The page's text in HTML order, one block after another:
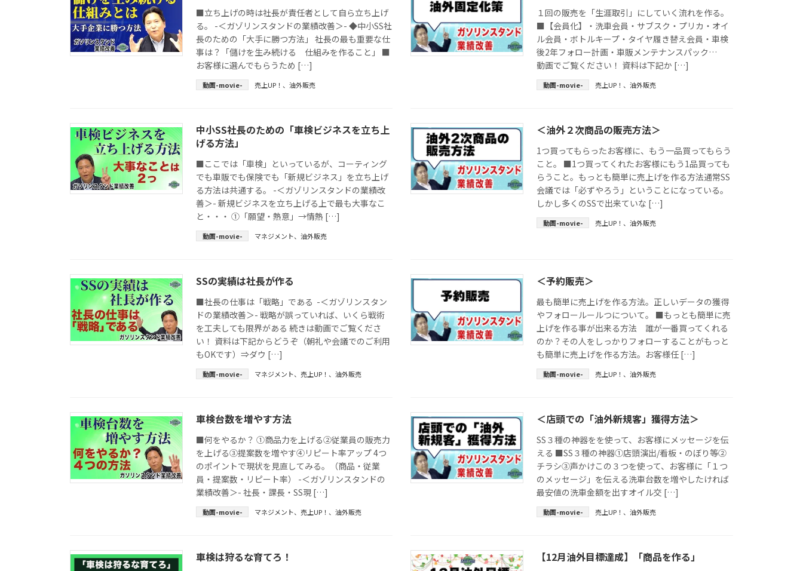
■立ち上げの時は社長が責任者として自ら立ち上げ
る。 -＜ガゾリンスタンドの業績改善＞- ◆中小SS社
長のための「大手に勝つ方法」 社長の最も重要な仕
事は？「儲けを生み続ける 仕組みを作ること」 ■
お客様に選んでもらうため […]
動画-movie- 売上UP！、油外販売
１回の販売を「生涯取引」にしていく流れを作る。
■【会員化】・洗車会員・サブスク・プリカ・オイ
ル会員・ボトルキープ・タイヤ履き替え会員・車検
後2年フォロー計画・車販メンテナンスパック…
動画でご覧ください！ 資料は下記か […]
動画-movie- 売上UP！、油外販売
中小SS社長のための「車検ビジネスを立ち上
げる方法」
■ここでは「車検」といっているが、コーティング
でも車販でも保険でも「新規ビジネス」を立ち上げ
る方法は共通する。 -＜ガゾリンスタンドの業績改
善＞- 新規ビジネスを立ち上げる上で最も大事なこ
と・・・ ①「願望・熱意」→情熱 […]
動画-movie- マネジメント、油外販売
＜油外２次商品の販売方法＞
1つ買ってもらったお客様に、もう一品買ってもらう
こと。 ■1つ買ってくれたお客様にもう1品買っても
らうこと。もっとも簡単に売上げを作る方法通常SS
会議では「必ずやろう」ということになっている。
しかし多くのSSで出来ていな […]
動画-movie- 売上UP！、油外販売
SSの実績は社長が作る
■社長の仕事は「戦略」である -＜ガゾリンスタン
ドの業績改善＞- 戦略が誤っていれば、いくら戦術
を工夫しても限界がある 続きは動画でご覧くださ
い！ 資料は下記からどうぞ（朝礼や会議でのご利用
もOKです）⇒ダウ […]
動画-movie- マネジメント、 売上UP！、油外販売
＜予約販売＞
最も簡単に売上げを作る方法。正しいデータの獲得
やフォロールールつについて。 ■もっとも簡単に売
上げを作る事が出来る方法 誰が一番買ってくれる
のか？その人をしっかりフォローすることがもっと
も簡単に売上げを作る方法。お客様任 […]
動画-movie- 売上UP！、油外販売
車検台数を増やす方法
■何をやるか？ ①商品力を上げる②従業員の販売力
を上げる③提案数を増やす④リピート率アップ 4つ
のポイントで現状を見直してみる。（商品・従業
員・提案数・リピート率） -＜ガゾリンスタンドの
業績改善＞- 社長・課長・SS現 […]
動画-movie- マネジメント、 売上UP！、油外販売
＜店頭での「油外新規客」獲得方法＞
SS３種の神器をを使って、お客様にメッセージを伝
える ■SS３種の神器①店頭演出/看板・のぼり等②
チラシ③声かけこの３つを使って、お客様に「１つ
のメッセージ」を伝える洗車台数を増やしたければ
最安値の洗車金額を出すオイル交 […]
動画-movie- 売上UP！、油外販売
車検は狩るな育てろ！ 【12月油外目標達成】「商品を作る」